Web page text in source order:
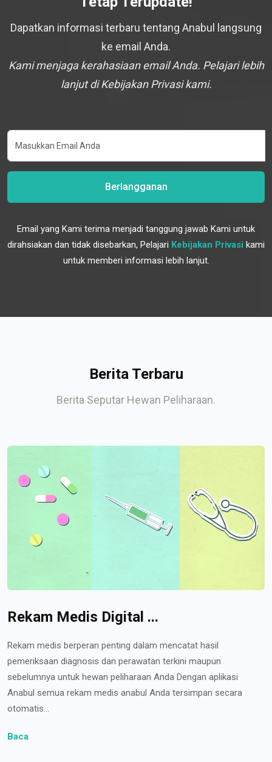
Dapatkan informasi terbaru tentang Anabul langsung
ke email Anda.
Kami menjaga kerahasiaan email Anda. Pelajari lebih
lanjut di Kebijakan Privasi kami.
Berlangganan
Email yang Kami terima menjadi tanggung jawab Kami untuk
dirahsiakan dan tidak disebarkan, Pelajari Kebijakan Privasi kami
untuk memberi informasi lebih lanjut.
Berita Terbaru
Berita Seputar Hewan Peliharaan.
Rekam Medis Digital ...
Rekam medis berperan penting dalam mencatat hasil
pemeriksaan diagnosis dan perawatan terkini maupun
sebelumnya untuk hewan peliharaan Anda Dengan aplikasi
Anabul semua rekam medis anabul Anda tersimpan secara
otomatis...
Baca